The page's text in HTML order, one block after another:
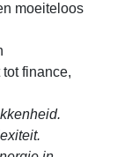
moeiteloos
finance,